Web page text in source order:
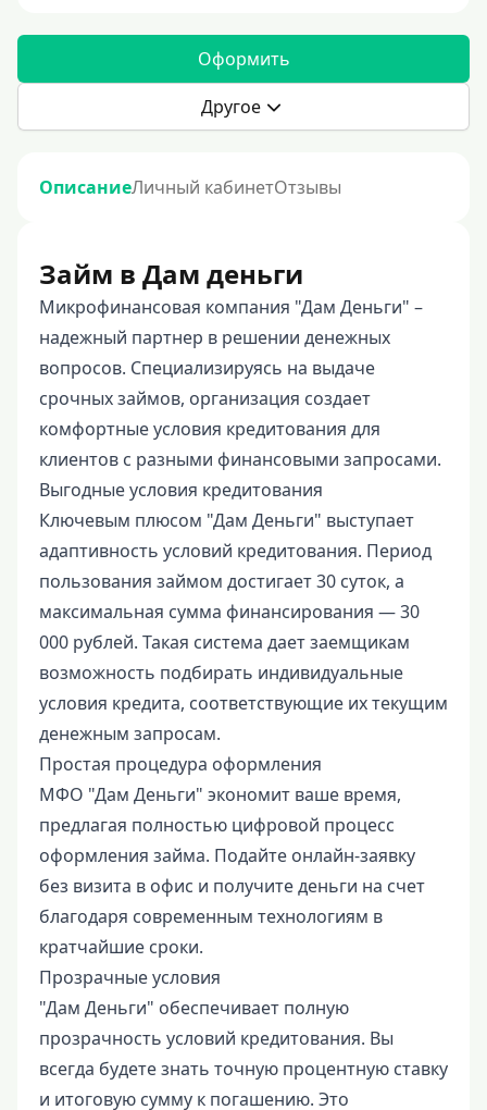
Оформить
Другое
ОписаниеЛичный кабинетОтзывы
Займ в Дам деньги
Микрофинансовая компания "Дам Деньги" –
надежный партнер в решении денежных
вопросов. Специализируясь на выдаче
срочных займов, организация создает
комфортные условия кредитования для
клиентов с разными финансовыми запросами.
Выгодные условия кредитования
Ключевым плюсом "Дам Деньги" выступает
адаптивность условий кредитования. Период
пользования займом достигает 30 суток, а
максимальная сумма финансирования — 30
000 рублей. Такая система дает заемщикам
возможность подбирать индивидуальные
условия кредита, соответствующие их текущим
денежным запросам.
Простая процедура оформления
МФО "Дам Деньги" экономит ваше время,
предлагая полностью цифровой процесс
оформления займа. Подайте онлайн-заявку
без визита в офис и получите деньги на счет
благодаря современным технологиям в
кратчайшие сроки.
Прозрачные условия
"Дам Деньги" обеспечивает полную
прозрачность условий кредитования. Вы
всегда будете знать точную процентную ставку
и итоговую сумму к погашению. Это